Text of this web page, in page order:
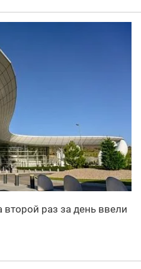
второй раз за день ввели